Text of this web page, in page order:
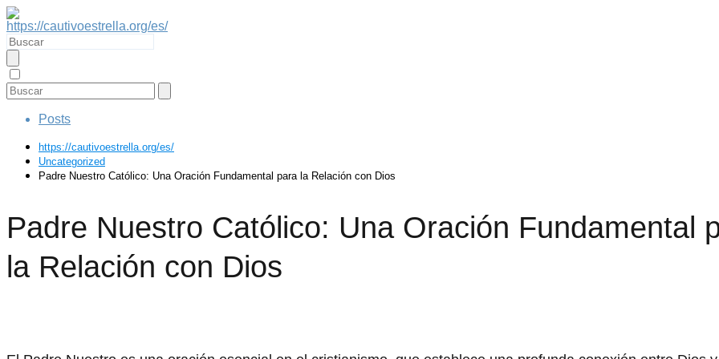
Posts
https://cautivoestrella.org/es/
Uncategorized
Padre Nuestro Católico: Una Oración Fundamental para la Relación con Dios
Padre Nuestro Católico: Una Oración Fundamental
la Relación con Dios